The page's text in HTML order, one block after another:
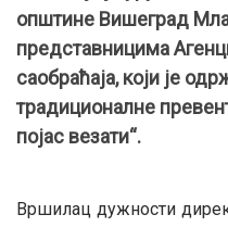
општине Вишеград
представницима
саобраћаја, који је
традиционалне
појас везати“.
Вршилац дужности